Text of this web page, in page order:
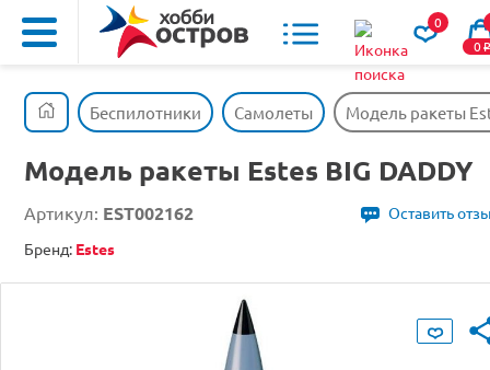
0
0o
Беспилотники Самолеты Модель ракеты
Модель ракеты Estes BIG DADDY
Артикул: EST002162
Оставить
Бренд: Estes